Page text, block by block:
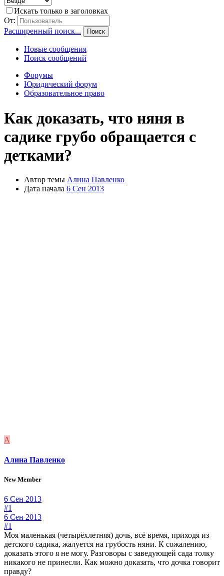
Искать только в заголовках
От:
Расширенный поиск...
Поиск
Новые сообщения
Поиск сообщений
Форумы
Юридический форум
Образовательное право
Как доказать, что няня в
садике грубо обращается с
детками?
Автор темы Алина Павленко
Дата начала 6 Сен 2013
А
Алина Павленко
New Member
6 Сен 2013
#1
6 Сен 2013
#1
Моя маленькая (четырёхлетняя) дочь, всё время, приходя из
детского садика, жалуется на грубость няни. К сожалению,
доказать этого я не могу. Разговоры с заведующей сада толку
никакого не принесли. Как можно доказать, что дочка говорит
правду?